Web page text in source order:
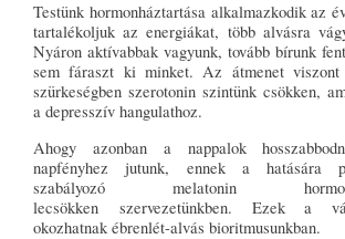
Testünk hormonháztartása alkalmazkodik az
tartalékoljuk az energiákat, több alvásra
Nyáron aktívabbak vagyunk, tovább bírunk
sem fáraszt ki minket. Az átmenet
szürkeségben szerotonin szintünk csökken,
a depresszív hangulathoz.
Ahogy azonban a nappalok
napfényhez jutunk, ennek a hatására
szabályozó melatonin
lecsökken szervezetünkben. Ezek a
okozhatnak ébrenlét-alvás bioritmusunkban.